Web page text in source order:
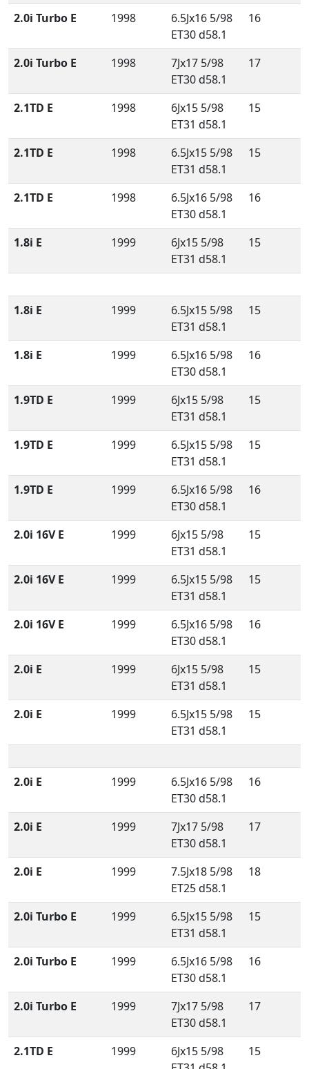
2.0i Turbo E 1998
6.5Jx16 5/98
ET30 d58.1
16
2.0i Turbo E 1998
7Jx17 5/98
ET30 d58.1
17
2.1TD E 1998
6Jx15 5/98
ET31 d58.1
15
2.1TD E 1998
6.5Jx15 5/98
ET31 d58.1
15
2.1TD E 1998
6.5Jx16 5/98
ET30 d58.1
16
1.8i E 1999
6Jx15 5/98
ET31 d58.1
15
1.8i E 1999
6.5Jx15 5/98
ET31 d58.1
15
1.8i E 1999
6.5Jx16 5/98
ET30 d58.1
16
1.9TD E 1999
6Jx15 5/98
ET31 d58.1
15
1.9TD E 1999
6.5Jx15 5/98
ET31 d58.1
15
1.9TD E 1999
6.5Jx16 5/98
ET30 d58.1
16
2.0i 16V E 1999
6Jx15 5/98
ET31 d58.1
15
2.0i 16V E 1999
6.5Jx15 5/98
ET31 d58.1
15
2.0i 16V E 1999
6.5Jx16 5/98
ET30 d58.1
16
2.0i E 1999
6Jx15 5/98
ET31 d58.1
15
2.0i E 1999
6.5Jx15 5/98
ET31 d58.1
15
2.0i E 1999
6.5Jx16 5/98
ET30 d58.1
16
2.0i E 1999
7Jx17 5/98
ET30 d58.1
17
2.0i E 1999
7.5Jx18 5/98
ET25 d58.1
18
2.0i Turbo E 1999
6.5Jx15 5/98
ET31 d58.1
15
2.0i Turbo E 1999
6.5Jx16 5/98
ET30 d58.1
16
2.0i Turbo E 1999
7Jx17 5/98
ET30 d58.1
17
2.1TD E 1999
6Jx15 5/98
15